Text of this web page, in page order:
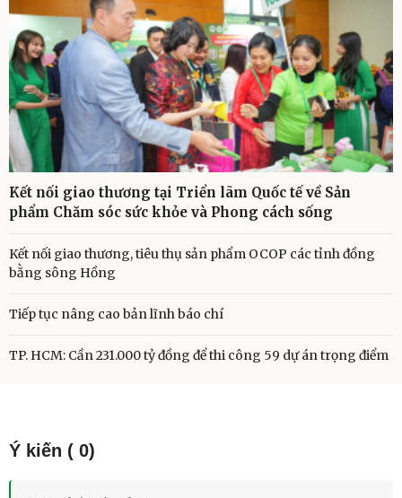
Kết nối giao thương tại Triển lãm Quốc tế về Sản
phẩm Chăm sóc sức khỏe và Phong cách sống
Kết nối giao thương, tiêu thụ sản phẩm OCOP các tỉnh đồng
bằng sông Hồng
Tiếp tục nâng cao bản lĩnh báo chí
TP. HCM: Cần 231.000 tỷ đồng để thi công 59 dự án trọng điểm